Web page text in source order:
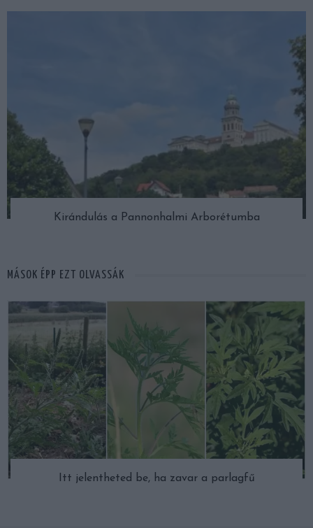
Kirándulás a Pannonhalmi Arborétumba
MÁSOK ÉPP EZT OLVASSÁK
Itt jelentheted be, ha zavar a parlagfű